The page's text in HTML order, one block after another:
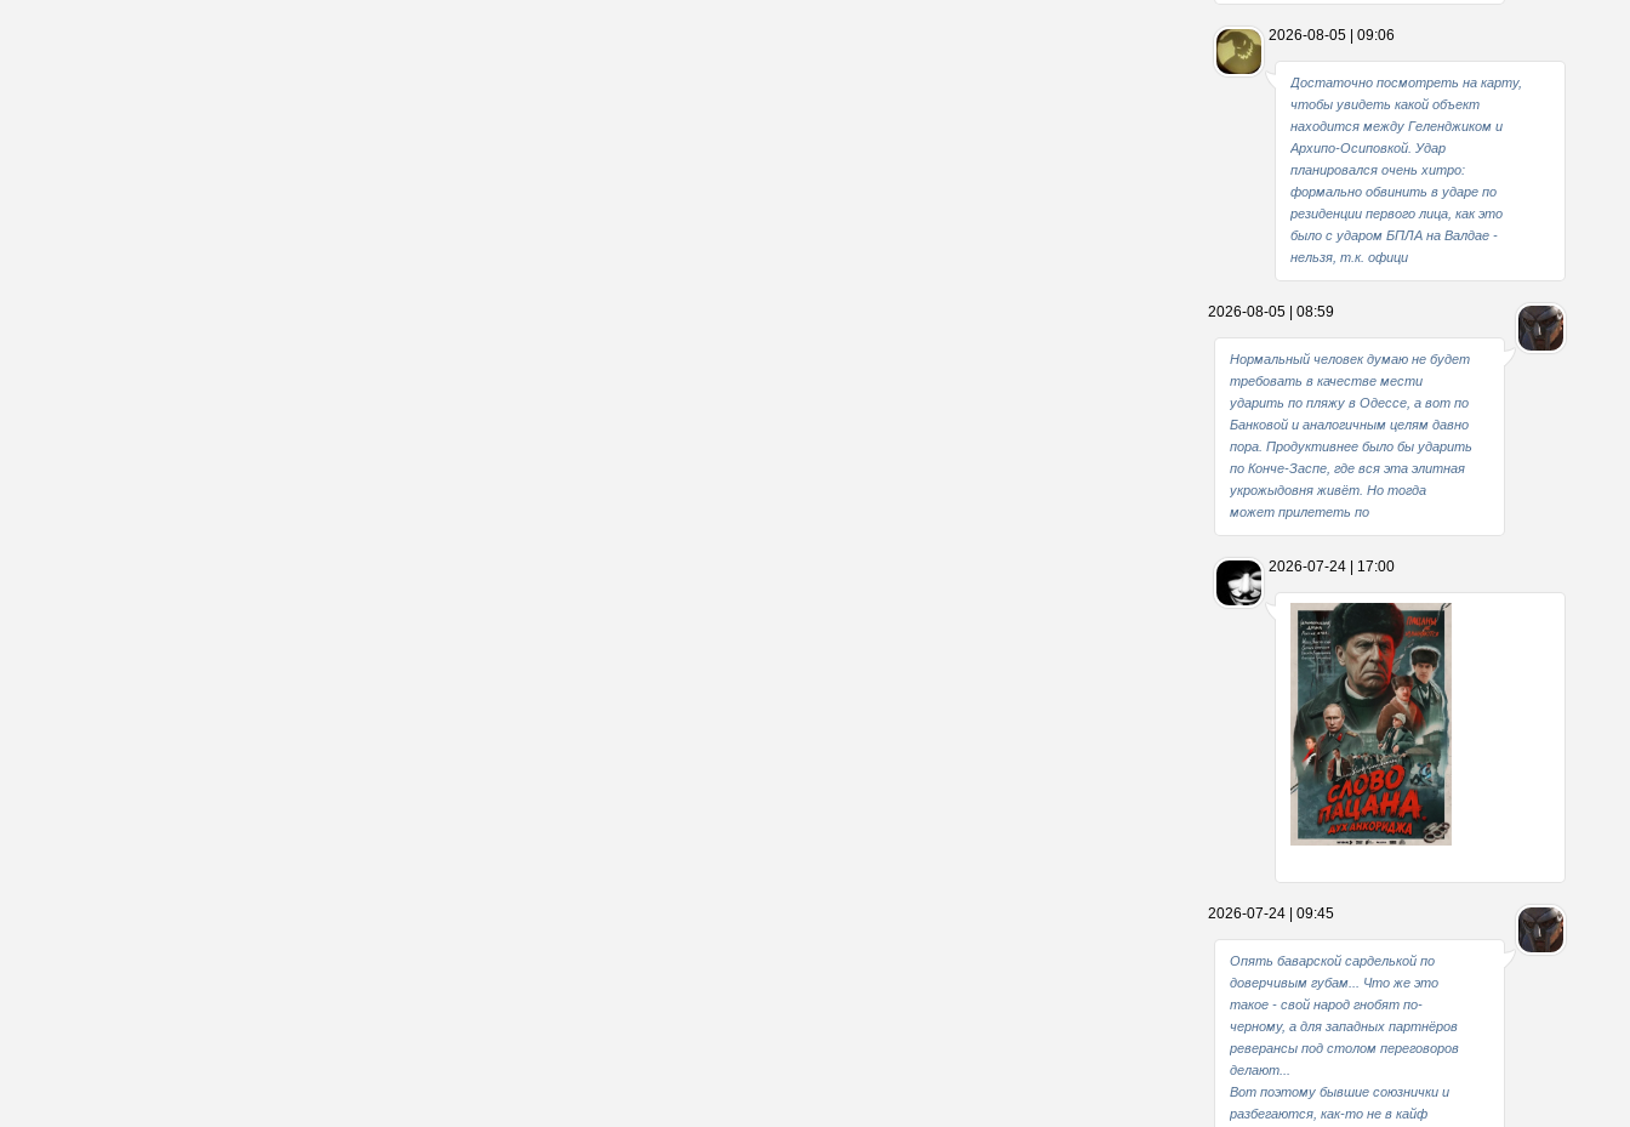
2026-08-05 | 09:06
Достаточно посмотреть на карту,
чтобы увидеть какой объект
находится между Геленджиком и
Архипо-Осиповкой. Удар
планировался очень хитро:
формально обвинить в ударе по
резиденции первого лица, как это
было с ударом БПЛА на Валдае -
нельзя, т.к. офици
2026-08-05 | 08:59
Нормальный человек думаю не будет
требовать в качестве мести
ударить по пляжу в Одессе, а вот по
Банковой и аналогичным целям давно
пора. Продуктивнее было бы ударить
по Конче-Заспе, где вся эта элитная
укрожыдовня живёт. Но тогда
может прилететь по
2026-07-24 | 17:00
2026-07-24 | 09:45
Опять баварской сарделькой по
доверчивым губам... Что же это
такое - свой народ гнобят по-
черному, а для западных партнёров
реверансы под столом переговоров
делают...
Вот поэтому бывшие союзнички и
разбегаются, как-то не в кайф